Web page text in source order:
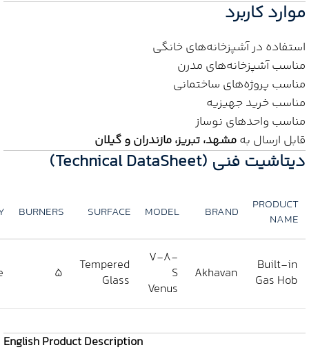
موارد کاربرد
استفاده در آشپزخانه‌های خانگی
مناسب آشپزخانه‌های مدرن
مناسب پروژه‌های ساختمانی
مناسب خرید جهیزیه
مناسب واحدهای نوساز
قابل ارسال بهمشهد، تبریز، مازندران و گیلان
دیتاشیت فنی (Technical DataSheet)
PRODUCT
NAME
BRAND
MODEL
SURFACE
BURNERS
Built-in
Gas Hob
Akhavan
V-8-
S
Venus
Tempered
Glass
5
English Product Description